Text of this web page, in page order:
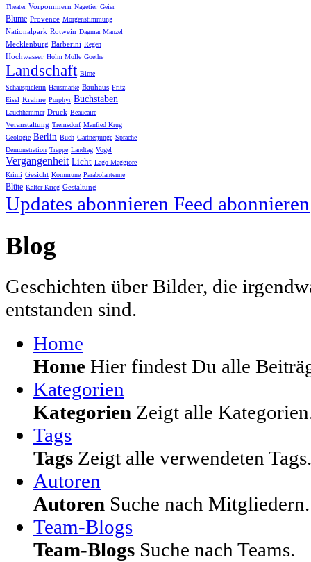
Theater Vorpommern Nagetier Geier
Blume Provence Morgenstimmung
Nationalpark Rotwein Dagmar Manzel
Mecklenburg Barberini Regen
Hochwasser Holm Molle Goethe
Landschaft Birne
Schauspielerin Hausmarke Bauhaus Fritz
Eisel Krahne Porphyr Buchstaben
Lauchhammer Druck Beaucaire
Veranstaltung Tremsdorf Manfred Krug
Geologie Berlin Buch Gärtnerjunge Sprache
Demonstration Treppe Landtag Vogel
Vergangenheit Licht Lago Maggiore
Krimi Gesicht Kommune Parabolantenne
Blüte Kalter Krieg Gestaltung
Updates abonnieren Feed abonnieren
Blog
Geschichten über Bilder, die
entstanden sind.
Home
Home Hier findest Du alle
Kategorien
Kategorien Zeigt alle
Tags
Tags Zeigt alle verwendeten Tags.
Autoren
Autoren Suche nach Mitgliedern.
Team-Blogs
Team-Blogs Suche nach Teams.